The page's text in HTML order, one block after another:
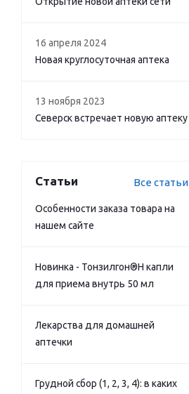
16 апреля 2024
Новая круглосуточная аптека
13 ноября 2023
Северск встречает новую аптеку
Статьи Все статьи
Особенности заказа товара на
нашем сайте
Новинка - Тонзилгон®Н капли
для приема внутрь 50 мл
Лекарства для домашней
аптечки
Грудной сбор (1, 2, 3, 4): в каких